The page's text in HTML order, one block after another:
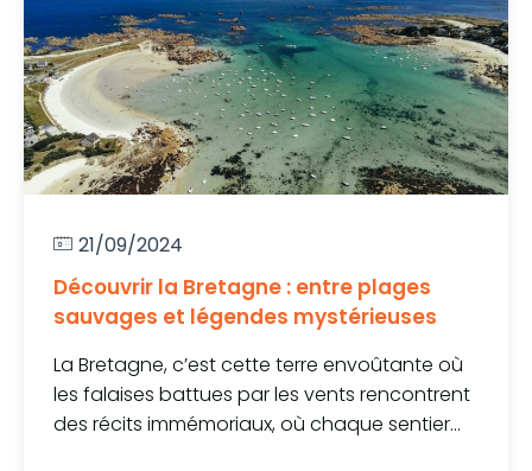
21/09/2024
Découvrir la Bretagne : entre plages
sauvages et légendes mystérieuses
La Bretagne, c’est cette terre envoûtante où
les falaises battues par les vents rencontrent
des récits immémoriaux, où chaque sentier...